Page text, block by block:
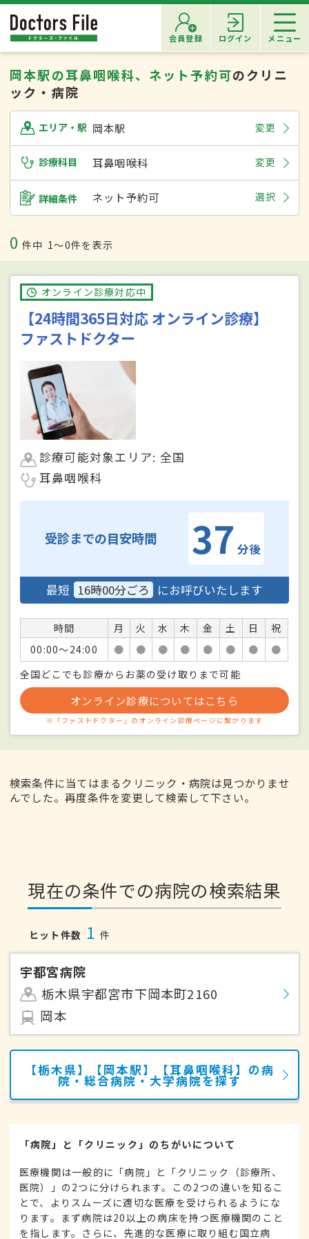
会員登録 ログイン メニュー
岡本駅の耳鼻咽喉科、ネット予約可のクリニ
ック・病院
エリア・駅 岡本駅 変更
診療科目 耳鼻咽喉科 変更
詳細条件 ネット予約可 選択
0 件中 1〜0件を表示
オンライン診療対応中
【24時間365日対応 オンライン診療】
ファストドクター
診療可能対象エリア: 全国
耳鼻咽喉科
受診までの目安時間 37 分後
最短 16時00分ごろ にお呼びいたします
時間 月 火 水 木 金 土 日
祝
00:00〜24:00
● ● ● ● ● ● ●
●
全国どこでも診療からお薬の受け取りまで可能
オンライン診療についてはこちら
※「ファストドクター」のオンライン診療ページに繋がります
検索条件に当てはまるクリニック・病院は見つかりませ
んでした。再度条件を変更して検索して下さい。
現在の条件での病院の検索結果
ヒット件数 1 件
宇都宮病院
栃木県宇都宮市下岡本町2160
岡本
【栃木県】【岡本駅】【耳鼻咽喉科】の病
院・総合病院・大学病院を探す
「病院」と「クリニック」のちがいについて
医療機関は一般的に「病院」と「クリニック（診療所、
医院）」の2つに分けられます。この2つの違いを知るこ
とで、よりスムーズに適切な医療を受けられるようにな
ります。まず病院は20以上の病床を持つ医療機関のこと
を指します。さらに、先進的な医療に取り組む国立病